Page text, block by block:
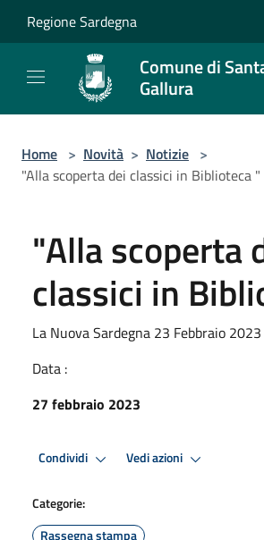
Regione Sardegna
Comune di
Gallura
Home > Novità > Notizie >
"Alla scoperta dei classici in Biblioteca "
"Alla scoperta
classici in
La Nuova Sardegna 23 Febbraio 2023
Data :
27 febbraio 2023
Condividi Vedi azioni
Categorie:
Rassegna stampa